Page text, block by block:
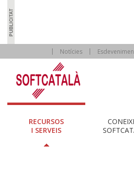
Notícies
RECURSOS
I SERVEIS